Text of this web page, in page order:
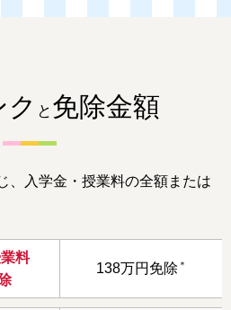
と 免除金額
、入学金・授業料の全額または
料
138万円免除 ＊